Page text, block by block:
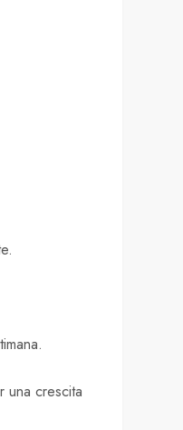
una crescita